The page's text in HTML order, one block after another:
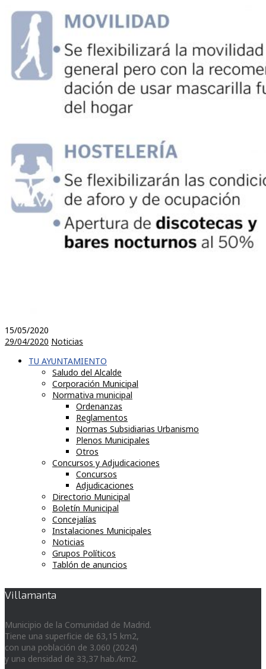
15/05/2020
29/04/2020 Noticias
TU AYUNTAMIENTO
Saludo del Alcalde
Corporación Municipal
Normativa municipal
Ordenanzas
Reglamentos
Normas Subsidiarias Urbanismo
Plenos Municipales
Otros
Concursos y Adjudicaciones
Concursos
Adjudicaciones
Directorio Municipal
Boletín Municipal
Concejalías
Instalaciones Municipales
Noticias
Grupos Políticos
Tablón de anuncios
Villamanta
Municipio de la Comunidad de Madrid.
Tiene una superficie de 63,15 km2,
con una población de 3.060 (2024)
y una densidad de 33,37 hab./km2.